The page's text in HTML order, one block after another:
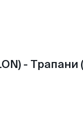
- Трапани